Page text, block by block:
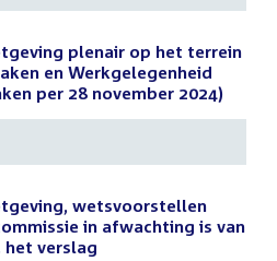
plenair op het terrein
en Werkgelegenheid
per 28 november 2024)
wetsvoorstellen
in afwachting is van
het verslag